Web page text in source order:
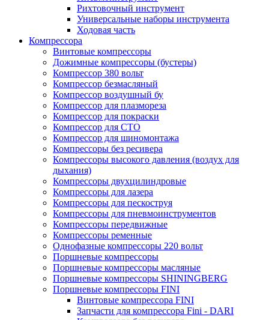
Рихтовочный инструмент
Универсальные наборы инструмента
Ходовая часть
Компрессора
Винтовые компрессоры
Дожимные компрессоры (бустеры)
Компрессор 380 вольт
Компрессор безмасляный
Компрессор воздушный бу
Компрессор для плазмореза
Компрессор для покраски
Компрессор для СТО
Компрессор для шиномонтажа
Компрессоры без ресивера
Компрессоры высокого давления (воздух для
дыхания)
Компрессоры двухцилиндровые
Компрессоры для лазера
Компрессоры для пескоструя
Компрессоры для пневмоинструментов
Компрессоры передвижные
Компрессоры ременные
Однофазные компрессоры 220 вольт
Поршневые компрессоры
Поршневые компрессоры масляные
Поршневые компрессоры SHININGBERG
Поршневые компрессоры FINI
Винтовые компрессора FINI
Запчасти для компрессора Fini - DARI